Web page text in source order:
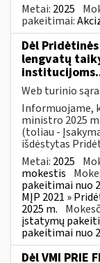
Metai: 2025
pakeitimai:
Dėl
lengvatų
Web turinio
Informuojame,
ministro 2025
(toliau -
išdėstytas
Metai: 2025
mokestis
pakeitimai nuo
MĮP 2021 »
2025 m.
įstatymų
pakeitimai nuo
Dėl VMI